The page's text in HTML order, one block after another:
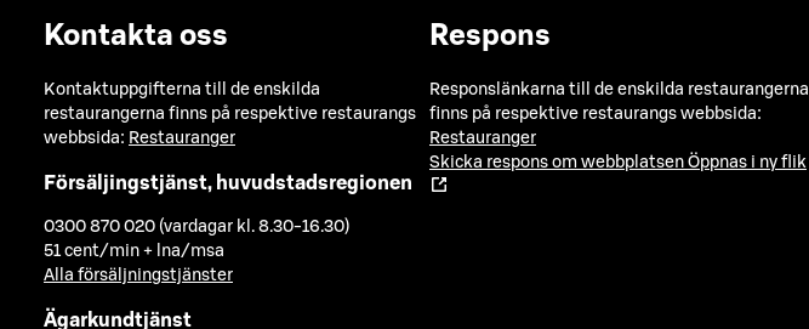
Kontakta oss
Kontaktuppgifterna till de enskilda
restaurangerna finns på respektive restaurangs
webbsida: Restauranger
Försäljingstjänst, huvudstadsregionen
0300 870 020 (vardagar kl. 8.30-16.30)
51 cent/min + lna/msa
Alla försäljningstjänster
Ägarkundtjänst
Respons
Responslänkarna till de enskilda restaurangerna
finns på respektive restaurangs webbsida:
Restauranger
Skicka respons om webbplatsen Öppnas i ny flik